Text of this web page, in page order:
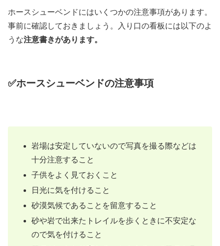
ホースシューベンドにはいくつかの注意事項があります。
事前に確認しておきましょう。入り口の看板には以下のよ
うな注意書きがあります。
✅ホースシューベンドの注意事項
岩場は安定していないので写真を撮る際などは
十分注意すること
子供をよく見ておくこと
日光に気を付けること
砂漠気候であることを留意すること
砂や岩で出来たトレイルを歩くときに不安定な
ので気を付けること